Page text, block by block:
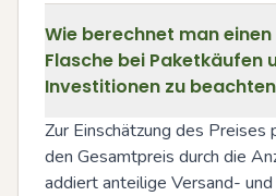
Wie berechnet man
Flasche bei Paketkäufen
Investitionen zu beachten
Zur Einschätzung des Preises
den Gesamtpreis durch die
addiert anteilige Versand-